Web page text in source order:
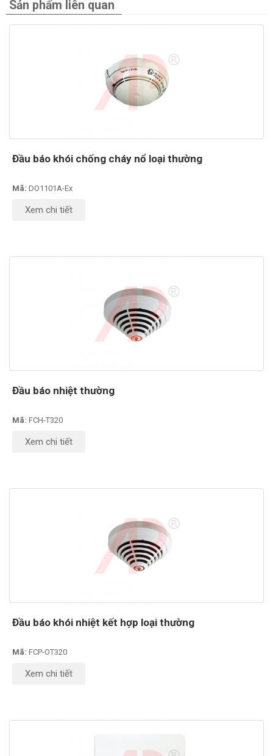
Sản phẩm liên quan
Đầu báo khói chống cháy nổ loại thường
Mã: DO1101A-Ex
Xem chi tiết
Đầu báo nhiệt thường
Mã: FCH-T320
Xem chi tiết
Đầu báo khói nhiệt kết hợp loại thường
Mã: FCP-OT320
Xem chi tiết